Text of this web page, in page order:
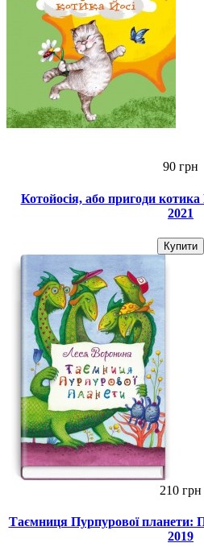
90 грн
Котойосія, або пригоди
2021
Купити
210 грн
Таємниця Пурпурової планети:
2019